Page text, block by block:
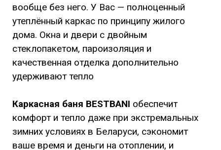
вообще без него. У Вас — полноценный
утеплённый каркас по принципу жилого
дома. Окна и двери с двойным
стеклопакетом, пароизоляция и
качественная отделка дополнительно
удерживают тепло
Каркасная баня BESTBANI обеспечит
комфорт и тепло даже при экстремальных
зимних условиях в Беларуси, сэкономит
ваше время и деньги на отоплении, и